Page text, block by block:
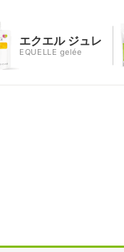
エクエル ジュレ
EQUELLE gelée